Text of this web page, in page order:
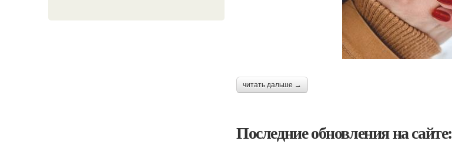
читать дальше →
Последние обновления на сайте: